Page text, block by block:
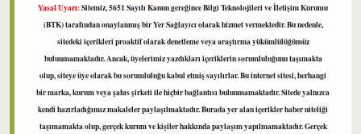
Yasal Uyarı:Sitemiz, 5651 Sayılı Kanun gereğince Bilgi Teknolojileri ve İletişim Kurumu
(BTK) tarafından onaylanmış bir Yer Sağlayıcı olarak hizmet vermektedir. Bu nedenle,
sitedeki içerikleri proaktif olarak denetleme veya araştırma yükümlülüğümüz
bulunmamaktadır. Ancak, üyelerimiz yazdıkları içeriklerin sorumluluğunu taşımakta
olup, siteye üye olarak bu sorumluluğu kabul etmiş sayılırlar. Bu internet sitesi, herhangi
bir marka, kurum veya şahıs şirketi ile hiçbir bağlantısı bulunmamaktadır. Sitede yalnızca
kendi hazırladığımız makaleler paylaşılmaktadır. Burada yer alan içerikler haber niteliği
taşımamakta olup, gerçek kurum ve kişiler hakkında paylaşım yapılmamaktadır. Gerçek